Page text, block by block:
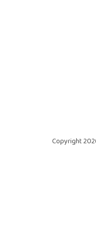
Copyright